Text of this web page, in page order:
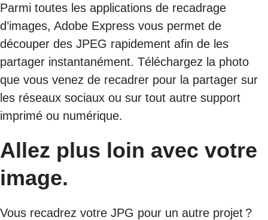
Parmi toutes les applications de recadrage
d’images, Adobe Express vous permet de
découper des JPEG rapidement afin de les
partager instantanément. Téléchargez la photo
que vous venez de recadrer pour la partager sur
les réseaux sociaux ou sur tout autre support
imprimé ou numérique.
Allez plus loin avec votre
image.
Vous recadrez votre JPG pour un autre projet ?